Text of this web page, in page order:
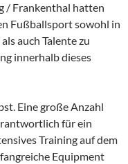
/ Frankenthal hatten
Fußballsport sowohl in
auch Talente zu
innerhalb dieses
Eine große Anzahl
für ein
Training auf dem
Equipment